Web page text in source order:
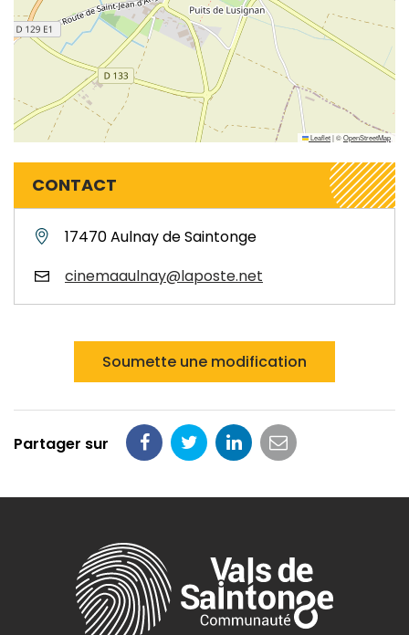
Leaflet|©OpenStreetMap
CONTACT
17470 Aulnay de Saintonge
cinemaaulnay@laposte.net
Soumette une modification
Partager sur
Partager
Facebook
Partager
Twitter
Partager
LinkedIn
Partager
email